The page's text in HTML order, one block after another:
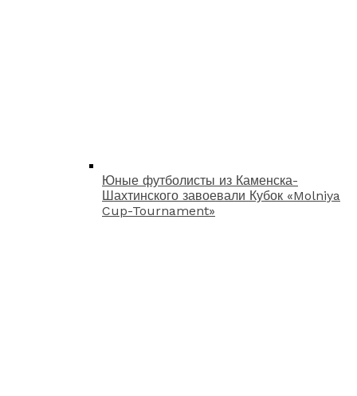
Юные футболисты из Каменска-
Шахтинского завоевали Кубок «Molniya
Cup-Tournament»